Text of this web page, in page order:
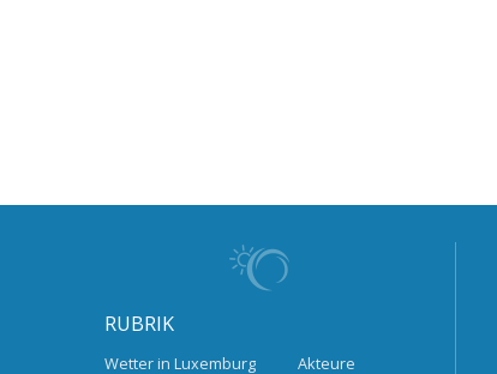
RUBRIK
Wetter in Luxemburg Akteure